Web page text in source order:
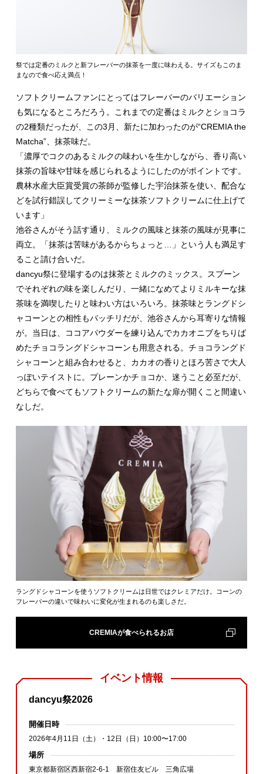
祭では定番のミルクと新フレーバーの抹茶を一度に味わえる。サイズもこのま
まなので食べ応え満点！
ソフトクリームファンにとってはフレーバーのバリエーション
も気になるところだろう。これまでの定番はミルクとショコラ
の2種類だったが、この3月、新たに加わったのが“CREMIA the
Matcha”、抹茶味だ。
「濃厚でコクのあるミルクの味わいを生かしながら、香り高い
抹茶の旨味や甘味を感じられるようにしたのがポイントです。
農林水産大臣賞受賞の茶師が監修した宇治抹茶を使い、配合な
どを試行錯誤してクリーミーな抹茶ソフトクリームに仕上げて
います」
池谷さんがそう話す通り、ミルクの風味と抹茶の風味が見事に
両立。「抹茶は苦味があるからちょっと…」という人も満足す
ること請け合いだ。
dancyu祭に登場するのは抹茶とミルクのミックス。スプーン
でそれぞれの味を楽しんだり、一緒になめてよりミルキーな抹
茶味を満喫したりと味わい方はいろいろ。抹茶味とラングドシ
ャコーンとの相性もバッチリだが、池谷さんから耳寄りな情報
が。当日は、ココアパウダーを練り込んでカカオニブをちりば
めたチョコラングドシャコーンも用意される。チョコラングド
シャコーンと組み合わせると、カカオの香りとほろ苦さで大人
っぽいテイストに。プレーンかチョコか、迷うこと必至だが、
どちらで食べてもソフトクリームの新たな扉が開くこと間違い
なしだ。
ラングドシャコーンを使うソフトクリームは日世ではクレミアだけ。コーンの
フレーバーの違いで味わいに変化が生まれるのも楽しさだ。
CREMIAが食べられるお店
イベント情報
dancyu祭2026
開催日時
2026年4月11日（土）・12日（日）10:00〜17:00
場所
東京都新宿区西新宿2‐6‐1 新宿住友ビル 三角広場